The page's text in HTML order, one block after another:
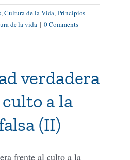
, Cultura de la Vida, Principios
de la vida | 0 Comments
verdadera
a la
(II)
frente al culto a la